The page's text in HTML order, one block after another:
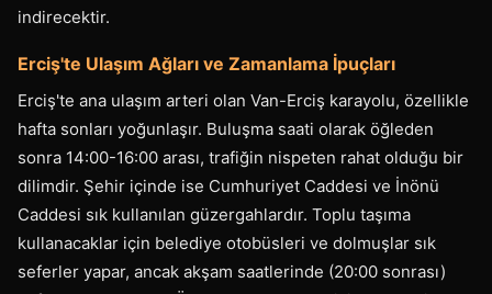
indirecektir.
Erciş'te Ulaşım Ağları ve Zamanlama İpuçları
Erciş'te ana ulaşım arteri olan Van-Erciş karayolu, özellikle
hafta sonları yoğunlaşır. Buluşma saati olarak öğleden
sonra 14:00-16:00 arası, trafiğin nispeten rahat olduğu bir
dilimdir. Şehir içinde ise Cumhuriyet Caddesi ve İnönü
Caddesi sık kullanılan güzergahlardır. Toplu taşıma
kullanacaklar için belediye otobüsleri ve dolmuşlar sık
seferler yapar, ancak akşam saatlerinde (20:00 sonrası)